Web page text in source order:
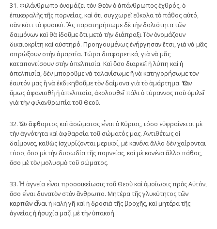
31. Φιλάνθρωπο ὀνομάζει τὸν Θεὸν ὁ ἀπάνθρωπος ἐχθρός, ὁ
ἐπικεφαλῆς τῆς πορνείας, καὶ ὅτι συγχωρεῖ εὔκολα τὸ πάθος αὐτό,
σὰν κάτι τὸ φυσικό. Ἂς παρατηρήσωμε δὲ τὴν δολιότητα τῶν
δαιμόνων καὶ θὰ ἰδοῦμε ὅτι μετὰ τὴν διάπραξι Τὸν ὀνομάζουν
δικαιοκρίτη καὶ αὐστηρό. Προηγουμένως ἐνήργησαν ἔτσι, γιὰ νὰ μᾶς
σπρώξουν στὴν ἁμαρτία. Τώρα διαφορετικά, γιὰ νὰ μᾶς
καταποντίσουν στὴν ἀπελπισία. Καὶ ὅσο διαρκεῖ ἡ λύπη καὶ ἡ
ἀπελπισία, δὲν μποροῦμε νὰ ταλανίσωμε ἢ νὰ κατηγορήσωμε τὸν
ἑαυτόν μας ἢ νὰ ἐκδικηθοῦμε τὸν δαίμονα γιὰ τὸ ἁμάρτημα. Ὅταν
ὅμως ἀφανισθῆ ἡ ἀπελπισία, ἀκολουθεῖ πάλι ὁ τύραννος ποὺ ὁμιλεῖ
γιὰ τὴν φιλανθρωπία τοῦ Θεοῦ.
32. Ὅσο ἄφθαρτος καὶ ἀσώματος εἶναι ὁ Κύριος, τόσο εὐφραίνεται μὲ
τὴν ἁγνότητα καὶ ἀφθαρσία τοῦ σώματός μας. Ἀντιθέτως οἱ
δαίμονες, καθὼς ἰσχυρίζονται μερικοί, μὲ κανένα ἄλλο δὲν χαίρονται
τόσο, ὅσο μὲ τὴν δυσωδία τῆς πορνείας, καὶ μὲ κανένα ἄλλο πάθος,
ὅσο μὲ τὸν μολυσμὸ τοῦ σώματος.
33. Ἡ ἁγνεία εἶναι προσοικείωσις τοῦ Θεοῦ καὶ ὁμοίωσις πρὸς Αὐτόν,
ὅσο εἶναι δυνατὸν στὸν ἄνθρωπο. Μητέρα τῆς γλυκύτητος τῶν
καρπῶν εἶναι ἡ καλὴ γῆ καὶ ἡ δροσιὰ τῆς βροχῆς, καὶ μητέρα τῆς
ἁγνείας ἡ ἡσυχία μαζὶ μὲ τὴν ὑπακοή.